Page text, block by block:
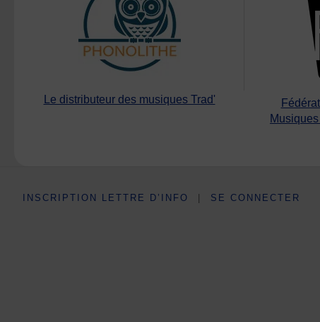
Le distributeur des musiques Trad'
INSCRIPTION LETTRE D’INFO | SE CONNECTER